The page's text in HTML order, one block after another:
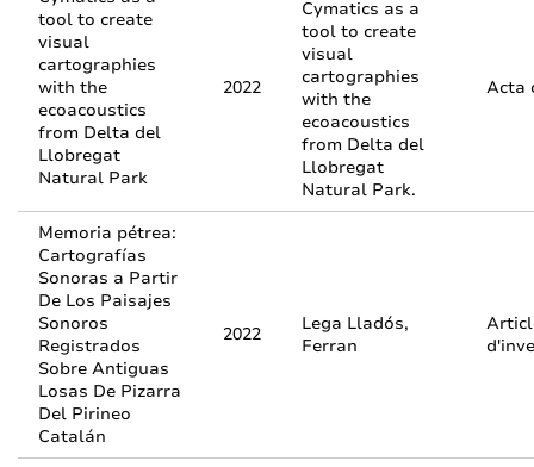
tool to create
visual
cartographies
with the
ecoacoustics
from Delta del
Llobregat
Natural Park
2022
Cymatics as a
tool to create
visual
cartographies
with the
ecoacoustics
from Delta del
Llobregat
Natural Park.
Acta
Memoria pétrea:
Cartografías
Sonoras a Partir
De Los Paisajes
Sonoros
Registrados
Sobre Antiguas
Losas De Pizarra
Del Pirineo
Catalán
2022
Lega Lladós,
Ferran